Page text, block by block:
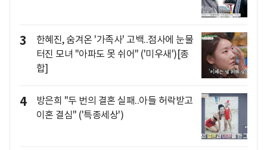
3
한혜진, 숨겨온 '가족사' 고백..점사에 눈물
터진 모녀 "아파도 못 쉬어" ('미우새')[종
합]
4
방은희 "두 번의 결혼 실패..아들 허락받고
이혼 결심" ('특종세상')